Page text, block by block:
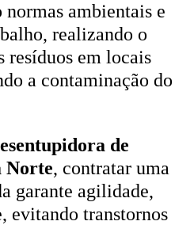
ambientais e
realizando o
resíduos em locais
a contaminação do
de
Norte, contratar uma
garante agilidade,
evitando transtornos